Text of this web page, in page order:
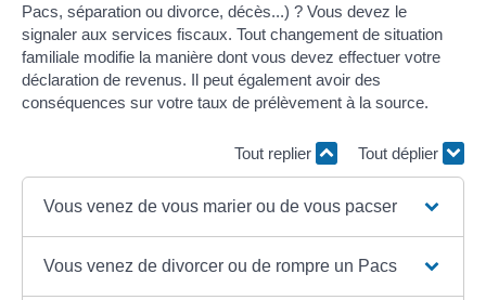
Pacs, séparation ou divorce, décès...) ? Vous devez le
signaler aux services fiscaux. Tout changement de situation
familiale modifie la manière dont vous devez effectuer votre
déclaration de revenus. Il peut également avoir des
conséquences sur votre taux de prélèvement à la source.
Tout replier Tout déplier
Vous venez de vous marier ou de vous pacser
Vous venez de divorcer ou de rompre un Pacs